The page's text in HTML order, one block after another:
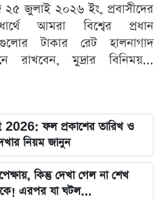
জুলাই ২০২৬ ইং, প্রবাসীদের
আমরা বিশ্বের প্রধান
টাকার রেট হালনাগাদ
রাখবেন, মুদ্রার বিনিময়...
ফল প্রকাশের তারিখ ও
নিয়ম জানুন
কিন্তু দেখা গেল না শেখ
এরপর যা ঘটল...